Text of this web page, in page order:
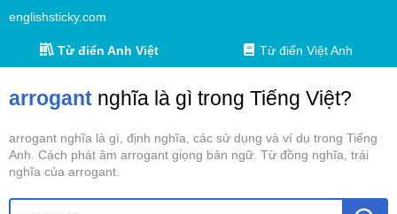
englishsticky.com
Từ điển Anh Việt Từ điển Việt Anh
arrogant nghĩa là gì trong Tiếng Việt?
arrogant nghĩa là gì, định nghĩa, các sử dụng và ví dụ trong Tiếng
Anh. Cách phát âm arrogant giọng bản ngữ. Từ đồng nghĩa, trái
nghĩa của arrogant.